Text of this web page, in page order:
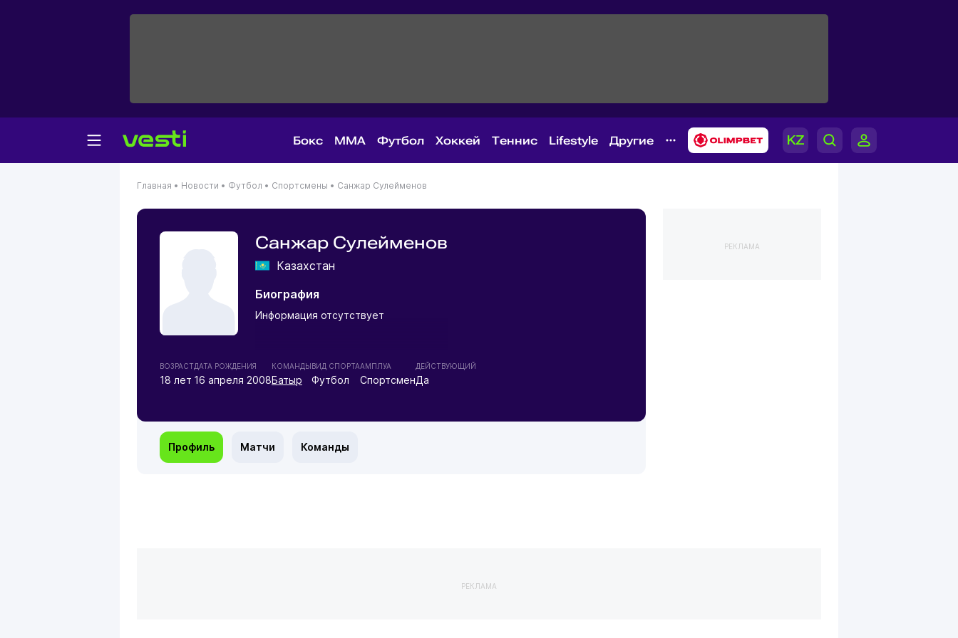
Бокс MMA Футбол Хоккей Теннис Lifestyle Другие
Главная • Новости • Футбол • Спортсмены • Санжар Сулейменов
Санжар Сулейменов
Казахстан
Биография
Информация отсутствует
ВОЗРАСТ
18 лет
ДАТА РОЖДЕНИЯ
16 апреля 2008
КОМАНДЫ
Батыр
ВИД СПОРТА
Футбол
АМПЛУА
Спортсмен
ДЕЙСТВУЮЩИЙ
Да
Профиль Матчи Команды
РЕКЛАМА
РЕКЛАМА